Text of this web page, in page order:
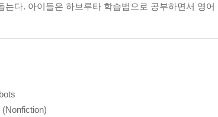
는다. 아이들은 하브루타 학습법으로 공부하면서 영